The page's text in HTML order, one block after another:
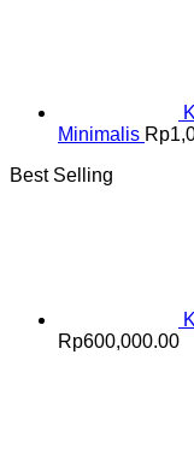
Minimalis Rp
Best Selling
Rp600,000.00